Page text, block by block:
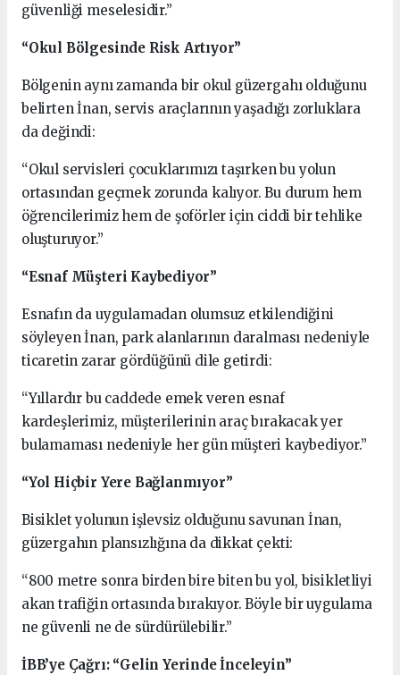
güvenliği meselesidir.”
“Okul Bölgesinde Risk Artıyor”
Bölgenin aynı zamanda bir okul güzergahı olduğunu
belirten İnan, servis araçlarının yaşadığı zorluklara
da değindi:
“Okul servisleri çocuklarımızı taşırken bu yolun
ortasından geçmek zorunda kalıyor. Bu durum hem
öğrencilerimiz hem de şoförler için ciddi bir tehlike
oluşturuyor.”
“Esnaf Müşteri Kaybediyor”
Esnafın da uygulamadan olumsuz etkilendiğini
söyleyen İnan, park alanlarının daralması nedeniyle
ticaretin zarar gördüğünü dile getirdi:
“Yıllardır bu caddede emek veren esnaf
kardeşlerimiz, müşterilerinin araç bırakacak yer
bulamaması nedeniyle her gün müşteri kaybediyor.”
“Yol Hiçbir Yere Bağlanmıyor”
Bisiklet yolunun işlevsiz olduğunu savunan İnan,
güzergahın plansızlığına da dikkat çekti:
“800 metre sonra birden bire biten bu yol, bisikletliyi
akan trafiğin ortasında bırakıyor. Böyle bir uygulama
ne güvenli ne de sürdürülebilir.”
İBB’ye Çağrı: “Gelin Yerinde İnceleyin”